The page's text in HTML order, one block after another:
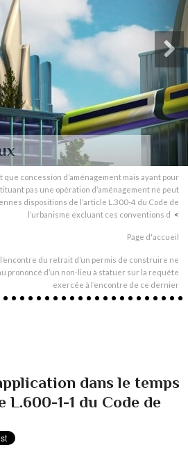
concession d’aménagement mais ayant pour
pas une opération d’aménagement ne peut
dispositions de l’article L.300-4 du Code de
l’urbanisme excluant ces conventions d
Page d'accueil
du retrait d’un permis de construire ne
prononcé d’un non-lieu à statuer sur la requête
exercée à l’encontre de ce dernier
dans le temps
1-1 du Code de